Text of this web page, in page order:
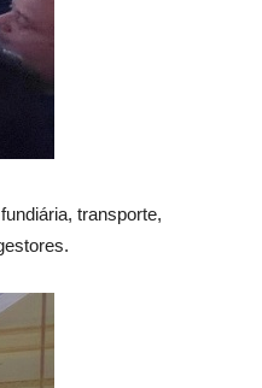
transporte,